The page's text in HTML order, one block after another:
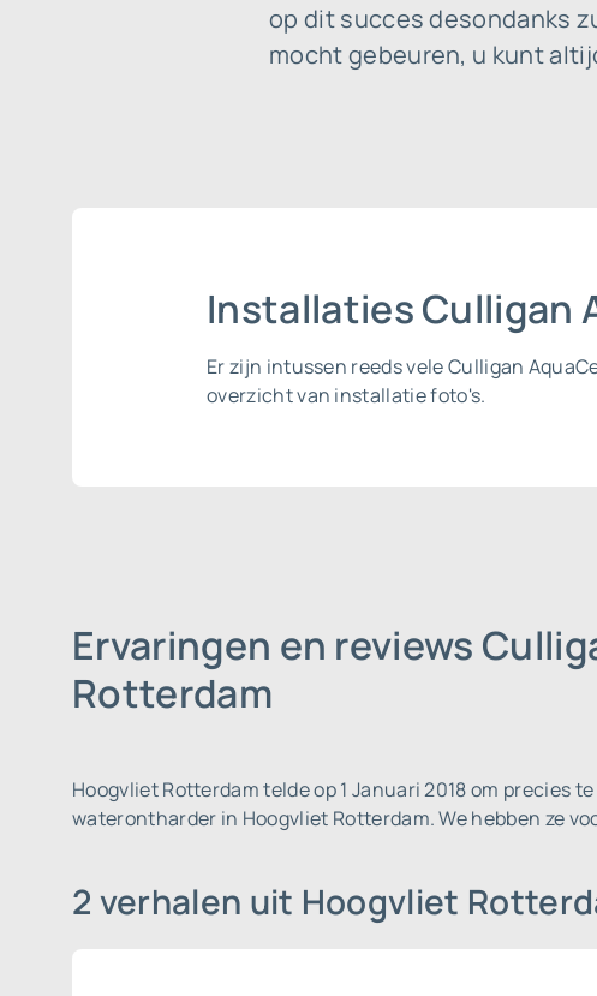
op dit succes desondanks
mocht gebeuren, u kunt
Installaties Culligan
Er zijn intussen reeds vele Culligan
overzicht van installatie foto's.
Ervaringen en reviews
Rotterdam
Hoogvliet Rotterdam telde op 1 Januari 2018 om precies
waterontharder in Hoogvliet Rotterdam. We hebben ze
2 verhalen uit Hoogvliet